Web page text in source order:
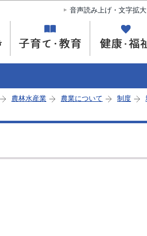
このページの本文へ移動
音声読み上げ・文字拡大
農林水産業 農業について 制度